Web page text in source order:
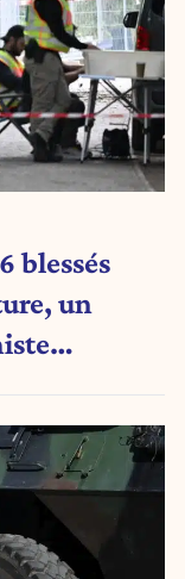
blessés
un